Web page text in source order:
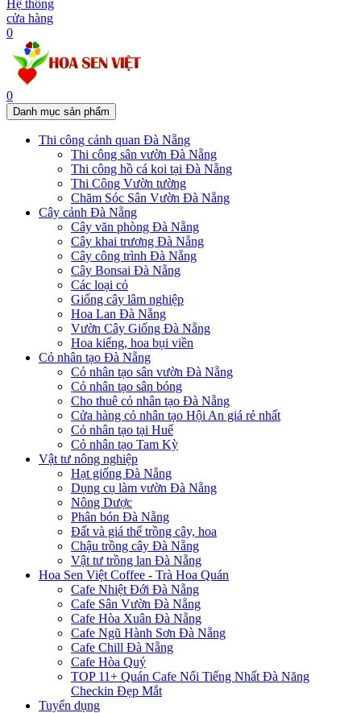
Hệ thống
cửa hàng
0
0
Danh mục sản phẩm
Thi công cảnh quan Đà Nẵng
Thi công sân vườn Đà Nẵng
Thi công hồ cá koi tại Đà Nẵng
Thi Công Vườn tường
Chăm Sóc Sân Vườn Đà Nẵng
Cây cảnh Đà Nẵng
Cây văn phòng Đà Nẵng
Cây khai trương Đà Nẵng
Cây công trình Đà Nẵng
Cây Bonsai Đà Nẵng
Các loại cỏ
Giống cây lâm nghiệp
Hoa Lan Đà Nẵng
Vườn Cây Giống Đà Nẵng
Hoa kiểng, hoa bụi viền
Cỏ nhân tạo Đà Nẵng
Cỏ nhân tạo sân vườn Đà Nẵng
Cỏ nhân tạo sân bóng
Cho thuê cỏ nhân tạo Đà Nẵng
Cửa hàng cỏ nhân tạo Hội An giá rẻ nhất
Cỏ nhân tạo tại Huế
Cỏ nhân tạo Tam Kỳ
Vật tư nông nghiệp
Hạt giống Đà Nẵng
Dụng cụ làm vườn Đà Nẵng
Nông Dược
Phân bón Đà Nẵng
Đất và giá thể trồng cây, hoa
Chậu trồng cây Đà Nẵng
Vật tư trồng lan Đà Nẵng
Hoa Sen Việt Coffee - Trà Hoa Quán
Cafe Nhiệt Đới Đà Nẵng
Cafe Sân Vườn Đà Nẵng
Cafe Hòa Xuân Đà Nẵng
Cafe Ngũ Hành Sơn Đà Nẵng
Cafe Chill Đà Nẵng
Cafe Hòa Quý
TOP 11+ Quán Cafe Nổi Tiếng Nhất Đà Năng
Checkin Đẹp Mắt
Tuyển dụng